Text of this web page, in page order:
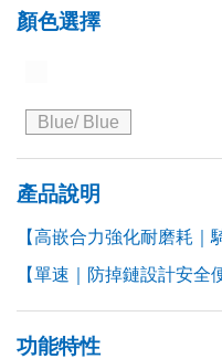
顏色選擇
Blue/ Blue
產品說明
【高嵌合力強化耐磨耗｜
【單速｜防掉鏈設計安全
功能特性